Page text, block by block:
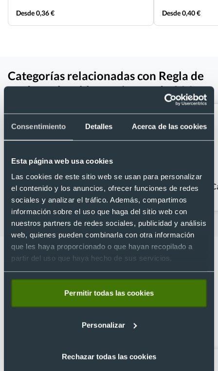
Consentimiento Detalles Acerca de las cookies
Esta página web usa cookies
Las cookies de este sitio web se usan para personalizar
el contenido y los anuncios, ofrecer funciones de redes
sociales y analizar el tráfico. Además, compartimos
información sobre el uso que haga del sitio web con
nuestros partners de redes sociales, publicidad y análisis
web, quienes pueden combinarla con otra información
que les haya proporcionado o que hayan recopilado a
partir del uso que haya hecho de sus servicios.
Permitir todas las cookies
Personalizar
Rechazar todas las cookies
Desde 0,36 € Desde 0,40 €
Categorías relacionadas con Regla de
madera plegable carpintero de 2 M
Agendas personalizadas
2026
Calculadoras
Lo que dicen nuestros clientes
4.9
Basado en 1440 reseñas de Google >